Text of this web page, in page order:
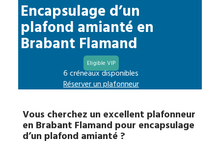
Encapsulage d’un
plafond amianté en
Brabant Flamand
Eligible VIP
6 créneaux disponibles
Réserver un plafonneur
Vous cherchez un excellent plafonneur
en Brabant Flamand pour encapsulage
d’un plafond amianté ?